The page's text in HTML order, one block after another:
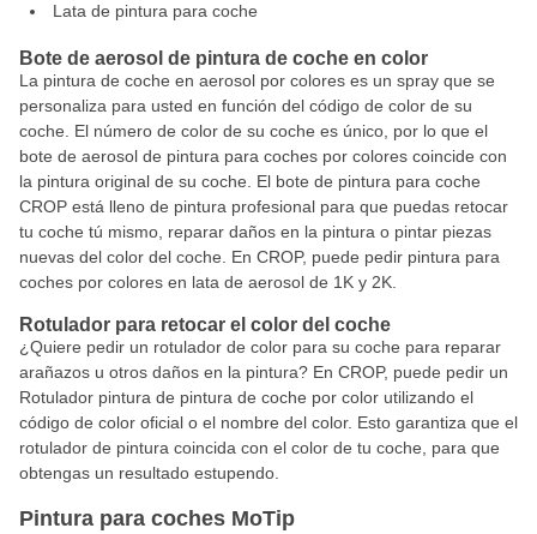
Lata de pintura para coche
Bote de aerosol de pintura de coche en color
La pintura de coche en aerosol por colores es un spray que se
personaliza para usted en función del código de color de su
coche. El número de color de su coche es único, por lo que el
bote de aerosol de pintura para coches por colores coincide con
la pintura original de su coche. El bote de pintura para coche
CROP está lleno de pintura profesional para que puedas retocar
tu coche tú mismo, reparar daños en la pintura o pintar piezas
nuevas del color del coche. En CROP, puede pedir pintura para
coches por colores en lata de aerosol de 1K y 2K.
Rotulador para retocar el color del coche
¿Quiere pedir un rotulador de color para su coche para reparar
arañazos u otros daños en la pintura? En CROP, puede pedir un
Rotulador pintura de pintura de coche por color utilizando el
código de color oficial o el nombre del color. Esto garantiza que el
rotulador de pintura coincida con el color de tu coche, para que
obtengas un resultado estupendo.
Pintura para coches MoTip